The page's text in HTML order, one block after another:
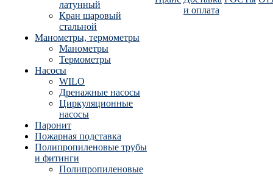
латунный
Кран шаровый
стальной
Манометры, термометры
Манометры
Термометры
Насосы
WILO
Дренажные насосы
Циркуляционные
насосы
Паронит
Пожарная подставка
Полипропиленовые трубы
и фитинги
Полипропиленовые
и оплата